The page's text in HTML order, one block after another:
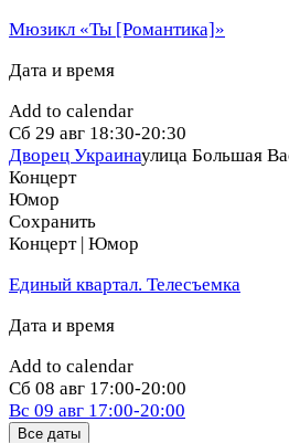
Мюзикл «Ты [Романтика]»
Дата и время
Add to calendar
Сб 29 авг 18:30-20:30
Дворец Украинаулица Большая
Концерт
Юмор
Сохранить
Концерт | Юмор
Единый квартал. Телесъемка
Дата и время
Add to calendar
Сб 08 авг 17:00-20:00
Вс 09 авг 17:00-20:00
Все даты